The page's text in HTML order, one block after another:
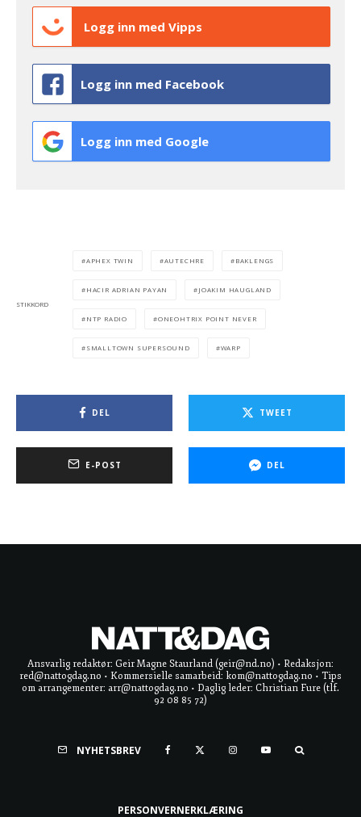
Logg inn med Vipps
Logg inn med Facebook
Logg inn med Google
STIKKORD
APHEX TWIN AUTECHRE BAKLENGS
HACIR ADRIAN PAYAN JOAKIM HAUGLAND
NTP RADIO ONEOHTRIX POINT NEVER
SMALLTOWN SUPERSOUND WARP
DEL TWEET
E-POST DEL
Ansvarlig redaktør: Geir Magne Staurland (geir@nd.no) • Redaksjon:
red@nattogdag.no • Kommersielle samarbeid: kom@nattogdag.no • Tips
om arrangementer: arr@nattogdag.no • Daglig leder: Christian Fure (tlf.
92 08 85 72)
NYHETSBREV
PERSONVERNERKLÆRING